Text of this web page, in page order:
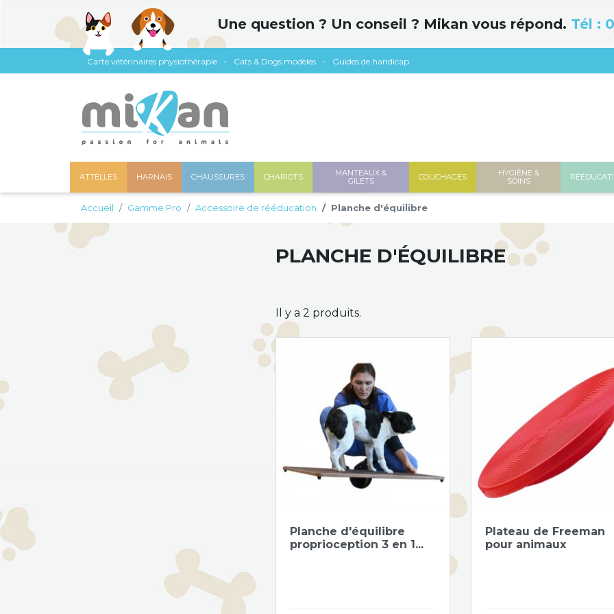
Une question ? Un conseil ? Mikan vous répond. Tél :
Carte vétérinaires physiothérapie Cats & Dogs modèles Guides de handicap
ATTELLES HARNAIS CHAUSSURES CHARIOTS
MANTEAUX &
GILETS
COUCHAGES
HYGIÈNE &
SOINS
Accueil Gamme Pro Accessoire de rééducation Planche d'équilibre
PLANCHE D'ÉQUILIBRE
Il y a 2 produits.
 Aperçu rapide
Planche d'équilibre
proprioception 3 en 1...
Aperçu rapide
Plateau de Freeman
pour animaux
Panneau de gestion des cookies